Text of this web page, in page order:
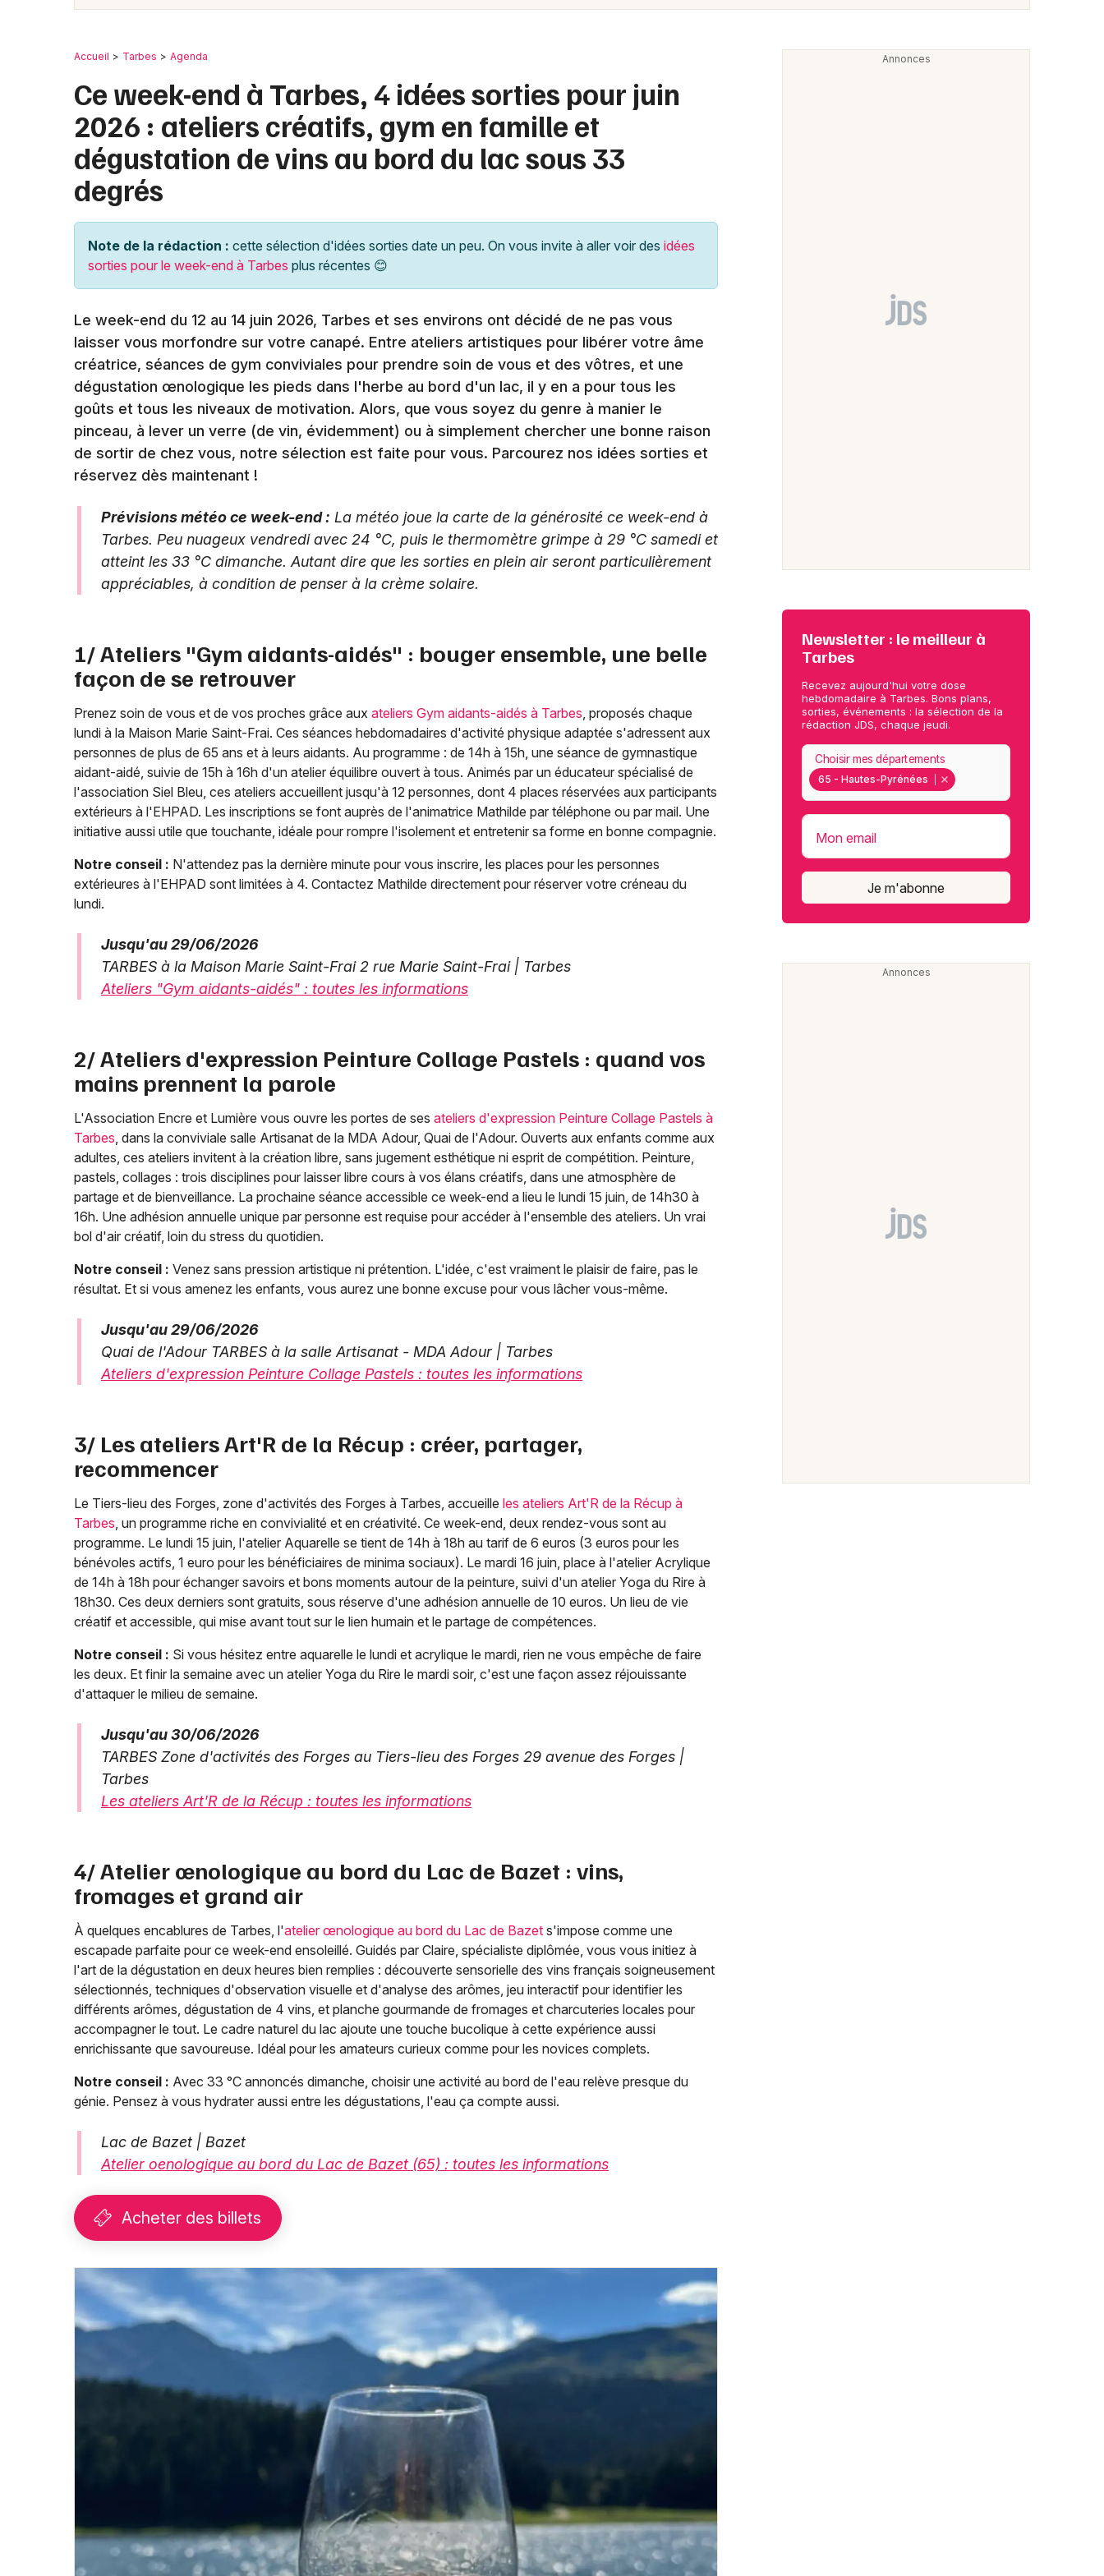
Sports
Soirées
Sorties famille
Sorties & loisirs
Agenda en Midi-Pyrénées
Agenda en Occitanie
Newsletter des sorties
Actus à Tarbes
Magazine à Tarbes
65 - Hautes-Pyrénées
Choisir mes départements
Mon email
Mulhouse
Nice
Toutes les villes
Accueil Tarbes Agenda
Ce week-end à Tarbes, 4 idées sorties pour juin
2026 : ateliers créatifs, gym en famille et
dégustation de vins au bord du lac sous 33
degrés
Note de la rédaction : cette sélection d'idées sorties date un peu. On vous invite à aller voir des idées
sorties pour le week-end à Tarbes plus récentes 😊
Le week-end du 12 au 14 juin 2026, Tarbes et ses environs ont décidé de ne pas vous
laisser vous morfondre sur votre canapé. Entre ateliers artistiques pour libérer votre âme
créatrice, séances de gym conviviales pour prendre soin de vous et des vôtres, et une
dégustation œnologique les pieds dans l'herbe au bord d'un lac, il y en a pour tous les
goûts et tous les niveaux de motivation. Alors, que vous soyez du genre à manier le
pinceau, à lever un verre (de vin, évidemment) ou à simplement chercher une bonne raison
de sortir de chez vous, notre sélection est faite pour vous. Parcourez nos idées sorties et
réservez dès maintenant !
Prévisions météo ce week-end : La météo joue la carte de la générosité ce week-end à
Tarbes. Peu nuageux vendredi avec 24 °C, puis le thermomètre grimpe à 29 °C samedi et
atteint les 33 °C dimanche. Autant dire que les sorties en plein air seront particulièrement
appréciables, à condition de penser à la crème solaire.
1/ Ateliers "Gym aidants-aidés" : bouger ensemble, une belle
façon de se retrouver
Prenez soin de vous et de vos proches grâce aux ateliers Gym aidants-aidés à Tarbes, proposés chaque
lundi à la Maison Marie Saint-Frai. Ces séances hebdomadaires d'activité physique adaptée s'adressent aux
personnes de plus de 65 ans et à leurs aidants. Au programme : de 14h à 15h, une séance de gymnastique
aidant-aidé, suivie de 15h à 16h d'un atelier équilibre ouvert à tous. Animés par un éducateur spécialisé de
l'association Siel Bleu, ces ateliers accueillent jusqu'à 12 personnes, dont 4 places réservées aux participants
extérieurs à l'EHPAD. Les inscriptions se font auprès de l'animatrice Mathilde par téléphone ou par mail. Une
initiative aussi utile que touchante, idéale pour rompre l'isolement et entretenir sa forme en bonne compagnie.
Notre conseil : N'attendez pas la dernière minute pour vous inscrire, les places pour les personnes
extérieures à l'EHPAD sont limitées à 4. Contactez Mathilde directement pour réserver votre créneau du
lundi.
Jusqu'au 29/06/2026
TARBES à la Maison Marie Saint-Frai 2 rue Marie Saint-Frai | Tarbes
Ateliers "Gym aidants-aidés" : toutes les informations
2/ Ateliers d'expression Peinture Collage Pastels : quand vos
mains prennent la parole
L'Association Encre et Lumière vous ouvre les portes de ses ateliers d'expression Peinture Collage Pastels à
Tarbes, dans la conviviale salle Artisanat de la MDA Adour, Quai de l'Adour. Ouverts aux enfants comme aux
adultes, ces ateliers invitent à la création libre, sans jugement esthétique ni esprit de compétition. Peinture,
pastels, collages : trois disciplines pour laisser libre cours à vos élans créatifs, dans une atmosphère de
partage et de bienveillance. La prochaine séance accessible ce week-end a lieu le lundi 15 juin, de 14h30 à
16h. Une adhésion annuelle unique par personne est requise pour accéder à l'ensemble des ateliers. Un vrai
bol d'air créatif, loin du stress du quotidien.
Notre conseil : Venez sans pression artistique ni prétention. L'idée, c'est vraiment le plaisir de faire, pas le
résultat. Et si vous amenez les enfants, vous aurez une bonne excuse pour vous lâcher vous-même.
Jusqu'au 29/06/2026
Quai de l'Adour TARBES à la salle Artisanat - MDA Adour | Tarbes
Ateliers d'expression Peinture Collage Pastels : toutes les informations
3/ Les ateliers Art'R de la Récup : créer, partager,
recommencer
Le Tiers-lieu des Forges, zone d'activités des Forges à Tarbes, accueille les ateliers Art'R de la Récup à
Tarbes, un programme riche en convivialité et en créativité. Ce week-end, deux rendez-vous sont au
programme. Le lundi 15 juin, l'atelier Aquarelle se tient de 14h à 18h au tarif de 6 euros (3 euros pour les
bénévoles actifs, 1 euro pour les bénéficiaires de minima sociaux). Le mardi 16 juin, place à l'atelier Acrylique
de 14h à 18h pour échanger savoirs et bons moments autour de la peinture, suivi d'un atelier Yoga du Rire à
18h30. Ces deux derniers sont gratuits, sous réserve d'une adhésion annuelle de 10 euros. Un lieu de vie
créatif et accessible, qui mise avant tout sur le lien humain et le partage de compétences.
Notre conseil : Si vous hésitez entre aquarelle le lundi et acrylique le mardi, rien ne vous empêche de faire
les deux. Et finir la semaine avec un atelier Yoga du Rire le mardi soir, c'est une façon assez réjouissante
d'attaquer le milieu de semaine.
Jusqu'au 30/06/2026
TARBES Zone d'activités des Forges au Tiers-lieu des Forges 29 avenue des Forges |
Tarbes
Les ateliers Art'R de la Récup : toutes les informations
4/ Atelier œnologique au bord du Lac de Bazet : vins,
fromages et grand air
À quelques encablures de Tarbes, l'atelier œnologique au bord du Lac de Bazet s'impose comme une
escapade parfaite pour ce week-end ensoleillé. Guidés par Claire, spécialiste diplômée, vous vous initiez à
l'art de la dégustation en deux heures bien remplies : découverte sensorielle des vins français soigneusement
sélectionnés, techniques d'observation visuelle et d'analyse des arômes, jeu interactif pour identifier les
différents arômes, dégustation de 4 vins, et planche gourmande de fromages et charcuteries locales pour
accompagner le tout. Le cadre naturel du lac ajoute une touche bucolique à cette expérience aussi
enrichissante que savoureuse. Idéal pour les amateurs curieux comme pour les novices complets.
Notre conseil : Avec 33 °C annoncés dimanche, choisir une activité au bord de l'eau relève presque du
génie. Pensez à vous hydrater aussi entre les dégustations, l'eau ça compte aussi.
Lac de Bazet | Bazet
Atelier oenologique au bord du Lac de Bazet (65) : toutes les informations
Acheter des billets
Newsletter : le meilleur à
Tarbes
Recevez aujourd'hui votre dose
hebdomadaire à Tarbes. Bons plans,
sorties, événements : la sélection de la
rédaction JDS, chaque jeudi.
65 - Hautes-Pyrénées
Choisir mes départements
Mon email
Je m'abonne